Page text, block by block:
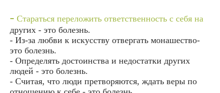
- Стараться переложить ответственность с себя на
других - это болезнь.
- Из-за любви к искусству отвергать монашество-
это болезнь.
- Определять достоинства и недостатки других
людей - это болезнь.
- Считая, что люди претворяются, ждать веры по